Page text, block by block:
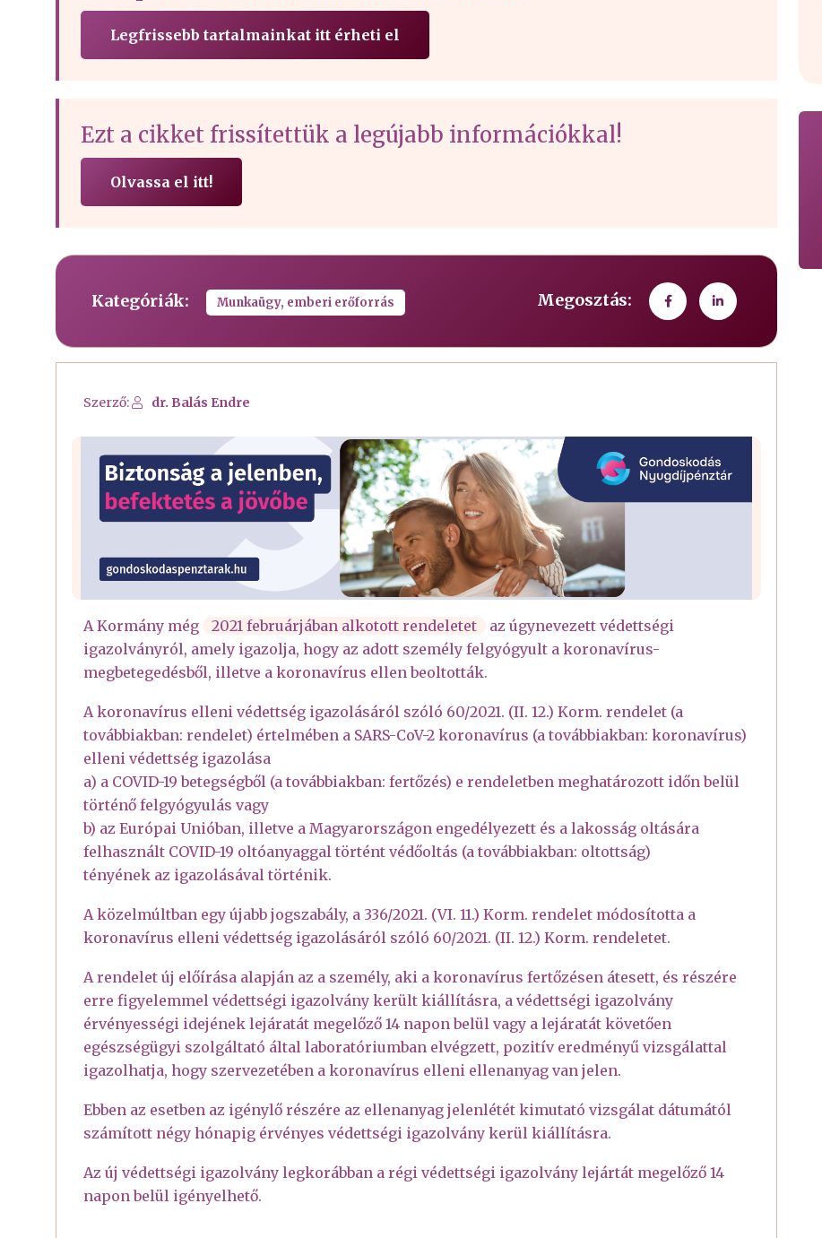
Legfrissebb tartalmainkat itt érheti el
Ezt a cikket frissítettük a legújabb információkkal!
Olvassa el itt!
Kategóriák: Munkaügy, emberi erőforrás Megosztás:
Szerző: dr. Balás Endre
A Kormány még 2021 februárjában alkotott rendeletet
az úgynevezett védettségi
igazolványról, amely igazolja, hogy az adott személy felgyógyult a koronavírus-
megbetegedésből, illetve a koronavírus ellen beoltották.
A koronavírus elleni védettség igazolásáról szóló 60/2021. (II. 12.) Korm. rendelet (a
továbbiakban: rendelet) értelmében a SARS-CoV-2 koronavírus (a továbbiakban: koronavírus)
elleni védettség igazolása
a) a COVID-19 betegségből (a továbbiakban: fertőzés) e rendeletben meghatározott időn belül
történő felgyógyulás vagy
b) az Európai Unióban, illetve a Magyarországon engedélyezett és a lakosság oltására
felhasznált COVID-19 oltóanyaggal történt védőoltás (a továbbiakban: oltottság)
tényének az igazolásával történik.
A közelmúltban egy újabb jogszabály, a 336/2021. (VI. 11.) Korm. rendelet módosította a
koronavírus elleni védettség igazolásáról szóló 60/2021. (II. 12.) Korm. rendeletet.
A rendelet új előírása alapján az a személy, aki a koronavírus fertőzésen átesett, és részére
erre figyelemmel védettségi igazolvány került kiállításra, a védettségi igazolvány
érvényességi idejének lejáratát megelőző 14 napon belül vagy a lejáratát követően
egészségügyi szolgáltató által laboratóriumban elvégzett, pozitív eredményű vizsgálattal
igazolhatja, hogy szervezetében a koronavírus elleni ellenanyag van jelen.
Ebben az esetben az igénylő részére az ellenanyag jelenlétét kimutató vizsgálat dátumától
számított négy hónapig érvényes védettségi igazolvány kerül kiállításra.
Az új védettségi igazolvány legkorábban a régi védettségi igazolvány lejártát megelőző 14
napon belül igényelhető.